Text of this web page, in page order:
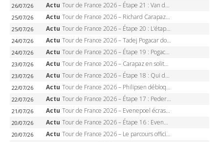
26/07/26 Actu Tour de France 2026 – Étape 21 : Van der Poel, Pogacar, qui succédera à Wout van Aert sur les Champs-Elysées ?
25/07/26 Actu Tour de France 2026 – Richard Carapaz roi des Alpes, doublé et maillot à pois, Seixas perd le podium
25/07/26 Actu Tour de France 2026 – Étape 20 : L’étape reine, Galibier, Sarenne, Alpe d’Huez, qui succédera à Pogacar ?
24/07/26 Actu Tour de France 2026 – Tadej Pogacar dompte l’Alpe d’Huez, 5e victoire, record de Pantani pulvérisé
24/07/26 Actu Tour de France 2026 – Étape 19 : Pogacar peut-il enfin dompter l’Alpe d’Huez ?
23/07/26 Actu Tour de France 2026 – Carapaz en solitaire à Orcières-Merlette, Paret-Peintre à un point du maillot à pois
23/07/26 Actu Tour de France 2026 – Étape 18 : Qui domptera Orcières-Merlette, première marche vers l’Alpe d’Huez ?
22/07/26 Actu Tour de France 2026 – Philipsen débloque son compteur à Voiron, Pedersen en danger pour le maillot vert
22/07/26 Actu Tour de France 2026 – Étape 17 : Pedersen peut-il verrouiller le maillot vert à Voiron ?
21/07/26 Actu Tour de France 2026 – Evenepoel écrase le chrono d’Évian, Seixas 4e, Lipowitz abandonne
20/07/26 Actu Tour de France 2026 – Étape 16 : Evenepoel, Pogacar, Ganna… qui domptera le chrono d’Évian pour redessiner le podium ?
20/07/26 Actu Tour de France 2026 – Le parcours officiel complet : 21 étapes, profils, carte et dates